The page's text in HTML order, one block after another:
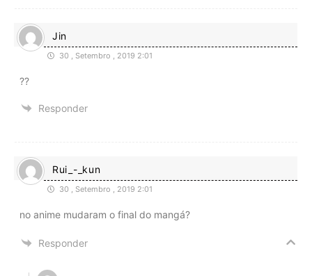
Jin
30 , Setembro , 2019 2:01
??
Responder
Rui_-_kun
30 , Setembro , 2019 2:01
no anime mudaram o final do mangá?
Responder